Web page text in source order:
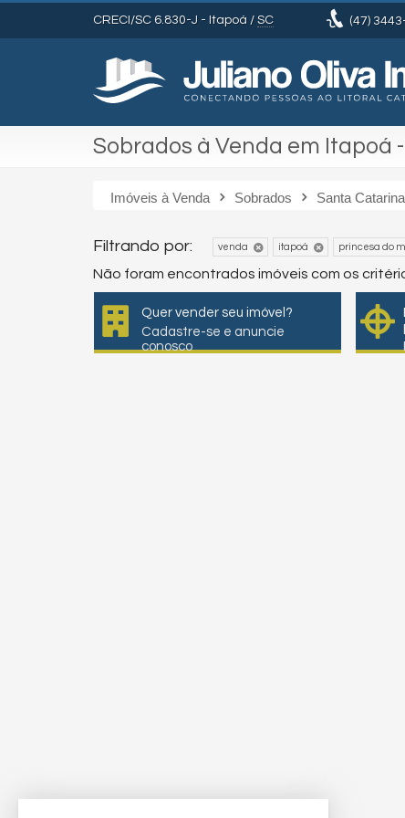
CRECI/SC 6.830-J - Itapoá / SC (47)
Sobrados à Venda em Itapoá
Imóveis à Venda Sobrados Santa Catarina
Filtrando por: venda itapoá princesa do
Não foram encontrados imóveis com os
Quer vender seu imóvel?
Cadastre-se e anuncie
conosco